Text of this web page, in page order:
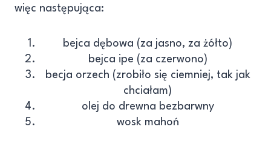
więc następująca:
bejca dębowa (za jasno, za żółto)
bejca ipe (za czerwono)
becja orzech (zrobiło się ciemniej, tak jak
chciałam)
olej do drewna bezbarwny
wosk mahoń